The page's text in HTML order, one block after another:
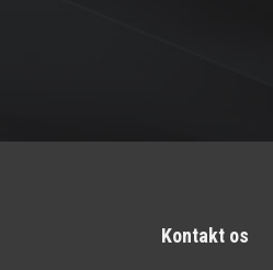
Kontakt os